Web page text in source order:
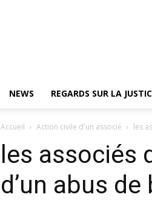
NEWS REGARDS SUR LA
Accueil Action civile d'un associé les
les associés
d’un abus